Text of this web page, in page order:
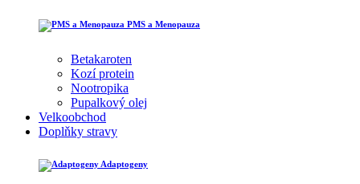
PMS a Menopauza
Betakaroten
Kozí protein
Nootropika
Pupalkový olej
Velkoobchod
Doplňky stravy
Adaptogeny